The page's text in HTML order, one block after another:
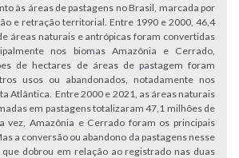
às áreas de pastagens no Brasil, marcada por
e retração territorial. Entre 1990 e 2000, 46,4
áreas naturais e antrópicas foram convertidas
nos biomas Amazônia e Cerrado,
de hectares de áreas de pastagem foram
usos ou abandonados, notadamente nos
Atlântica. Entre 2000 e 2021, as áreas naturais
em pastagens totalizaram 47,1 milhões de
vez, Amazônia e Cerrado foram os principais
a conversão ou abandono da pastagens nesse
dobrou em relação ao registrado nas duas